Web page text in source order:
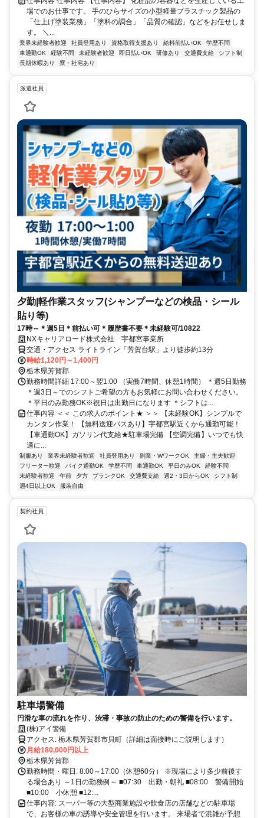
場でのお仕事です。 手のひらサイズの小型軽量プラスチック製品の
「仕上げ塗装業務」「塗料の調合」「品質の確認」などをお任せしま
す。 ＼...
業界未経験者歓迎 社員登用あり 資格取得支援あり 給料前払いOK
学歴不問
車通勤OK
経験不問 未経験者歓迎 即日払いOK 研修あり 交通費支給
シフト制
長期休暇あり
寮・社宅あり
派遣社員
夕勤|軽作業スタッフ(シャンプーなどの検品・シール
貼り等)
17時～＊週5日＊前払い可＊履歴書不要＊未経験可/10822
NXキャリアロード株式会社 宇都宮事業所
交通・アクセス ライトライン「芳賀台駅」より徒歩約13分
時給1,120円～1,400円
栃木県芳賀郡
勤務時間詳細 17:00～翌1:00 （実働7時間、休憩1時間） ＊週5日勤務
＊週3日～でのシフトご希望の方もお気軽にお問い合わせください。
＊平日のみ勤務OK※祝日は出勤日になります ＊シフトは...
仕事内容 ＜＜ この求人のポイント★ ＞＞ 【未経験OK】シンプルで
カンタン作業！ 【無料送迎バスあり】宇都宮駅近くから通勤可能！
【車通勤OK】ガソリン代支給★駐車場完備 【空調完備】いつでも快
適に...
制服あり 業界未経験者歓迎 社員登用あり 副業・WワークOK
主婦・主夫歓迎
フリーター歓迎
バイク通勤OK 学歴不問 車通勤OK 平日のみOK
経験不問
未経験者歓迎
午前 夕方 ブランクOK 交通費支給 週2・3日からOK
シフト制
週4日以上OK
服装自由
契約社員
駐車場警備
円滑な車の流れを作り、渋滞・事故の防止のための警備を行います。
(株)アイ警備
アクセス: 栃木県芳賀郡市貝町（詳細は面接時にご説明します）
月給180,000円以上
栃木県芳賀郡
勤務時間・曜日: 8:00～17:00（休憩60分） ※現場により多少前後す
る場合あり ～1日の勤務例～ ■07:30 出勤・朝礼 ■08:00 警備開始
■10:00 小休憩 ■12:...
仕事内容: スーパー等の大型商業施設や飲食店の店舗などの駐車場
で、お客様の車の誘導や安全管理を行います。 来場者で混雑が予想